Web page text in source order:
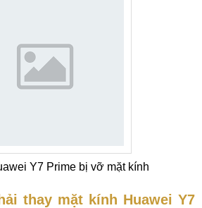
Y7 Prime bị vỡ mặt kính
thay mặt kính Huawei Y7